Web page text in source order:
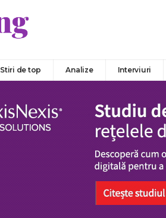
Stiri de top Analize Interviuri